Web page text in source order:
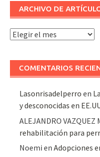
ARCHIVO DE
Archivo
artículos
COMENTARIOS
Lasonrisadelperro en
y desconocidas en
ALEJANDRO VAZQUEZ
rehabilitación para
Noemi enAdopciones